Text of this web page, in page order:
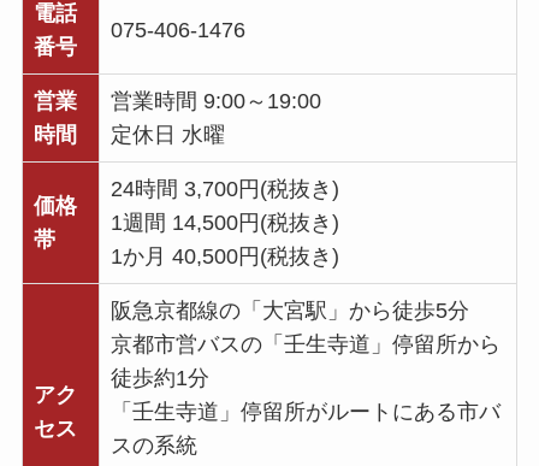
電話
番号
075-406-1476
営業
時間
営業時間 9:00～19:00
定休日 水曜
価格
帯
24時間 3,700円(税抜き)
1週間 14,500円(税抜き)
1か月 40,500円(税抜き)
アク
セス
阪急京都線の「大宮駅」から徒歩5分
京都市営バスの「壬生寺道」停留所から
徒歩約1分
「壬生寺道」停留所がルートにある市バ
スの系統